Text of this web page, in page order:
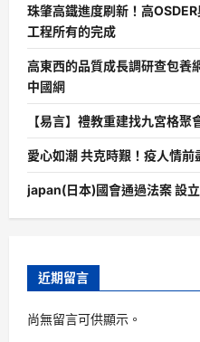
珠肇高鐵進度刷新！高
工程所有的完成
高東西的品質成長調研查包養
中國網
【易言】禮教重建找九宮格聚
愛心如潮 共克時艱！疫人情
japan(日本)國會通過法案 設
近期留言
尚無留言可供顯示。